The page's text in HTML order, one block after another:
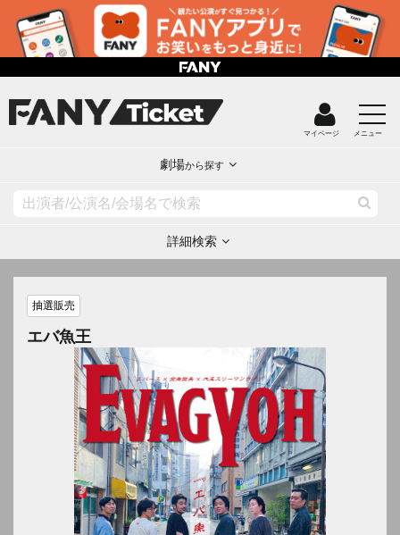
マイページ メニュー
劇場から探す
詳細検索
抽選販売
エバ魚王